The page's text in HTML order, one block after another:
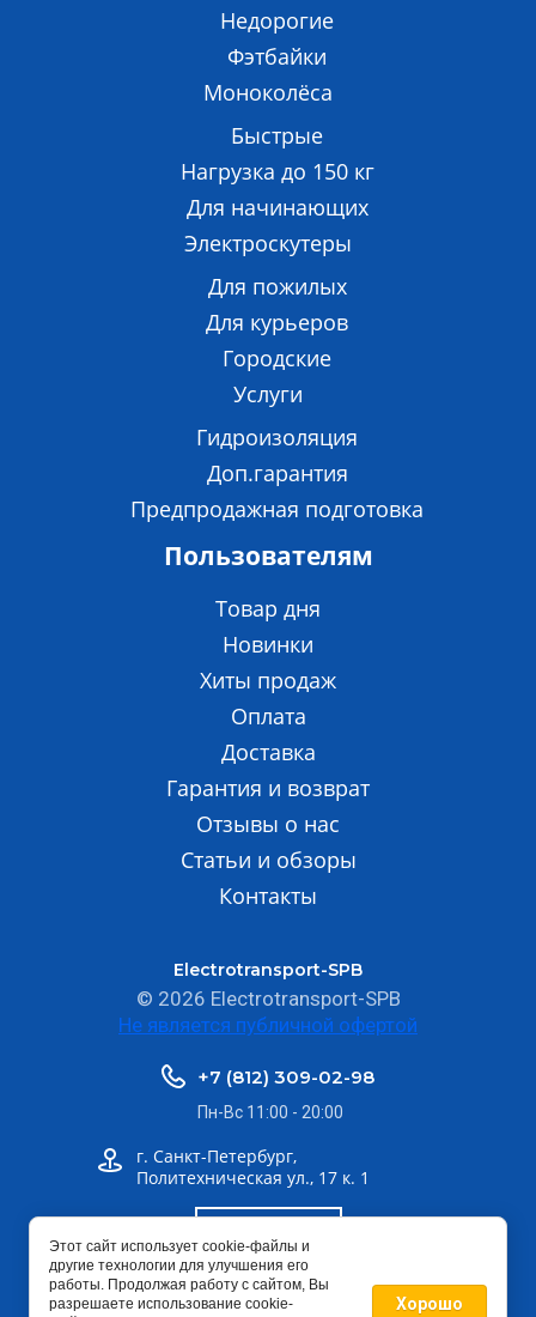
Electrotransport-SPB
© 2026 Electrotransport-SPB
Не является публичной офертой
+7 (812) 309-02-98
Пн-Вс 11:00 - 20:00
г. Санкт-Петербург,
Политехническая ул., 17 к. 1
info@electrotransport-spb.ru
Недорогие
Фэтбайки
Моноколёса
Быстрые
Нагрузка до 150 кг
Для начинающих
Электроскутеры
Для пожилых
Для курьеров
Городские
Услуги
Гидроизоляция
Доп.гарантия
Предпродажная подготовка
Пользователям
Товар дня
Новинки
Хиты продаж
Оплата
Доставка
Гарантия и возврат
Отзывы о нас
Статьи и обзоры
Контакты
Этот сайт использует cookie-файлы и
другие технологии для улучшения его
работы. Продолжая работу с сайтом, Вы
разрешаете использование cookie-
Хорошо